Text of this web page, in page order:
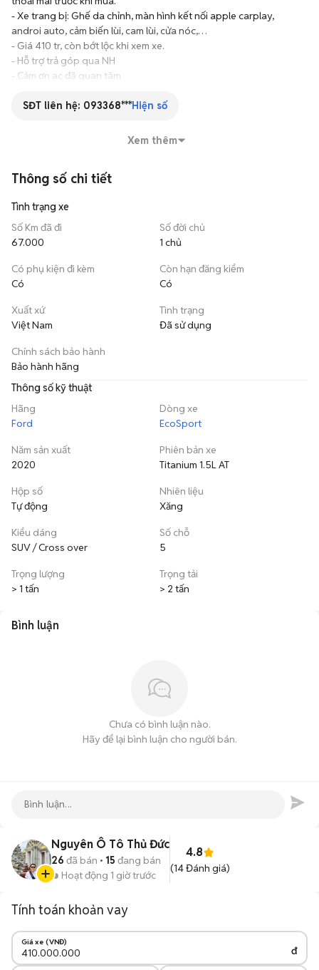
- Xe trang bị: Ghế da chỉnh, màn hình kết nối apple carplay,
androi auto, cảm biến lùi, cam lùi, cửa nóc,…
- Giá 410 tr, còn bớt lộc khi xem xe.
- Hỗ trợ trả góp qua NH
- Cảm ơn ac đã quan tâm
SĐT liên hệ: 093368***Hiện số
Xem thêm
Thông số chi tiết
Tình trạng xe
Số Km đã đi
67.000
Số đời chủ
1 chủ
Có phụ kiện đi kèm
Có
Còn hạn đăng kiểm
Có
Xuất xứ
Việt Nam
Tình trạng
Đã sử dụng
Chính sách bảo hành
Bảo hành hãng
Thông số kỹ thuật
Hãng
Ford
Dòng xe
EcoSport
Năm sản xuất
2020
Phiên bản xe
Titanium 1.5L AT
Hộp số
Tự động
Nhiên liệu
Xăng
Kiểu dáng
SUV / Cross over
Số chỗ
5
Trọng lượng
> 1 tấn
Trọng tải
> 2 tấn
Nguyên Ô Tô Thủ Đức
26 đã bán 15 đang bán
Hoạt động 1 giờ trước
4.8
(14Đánh giá)
Bình luận
Chưa có bình luận nào.
Hãy để lại bình luận cho người bán.
Tính toán khoản vay
Giá xe (VNĐ)
đ